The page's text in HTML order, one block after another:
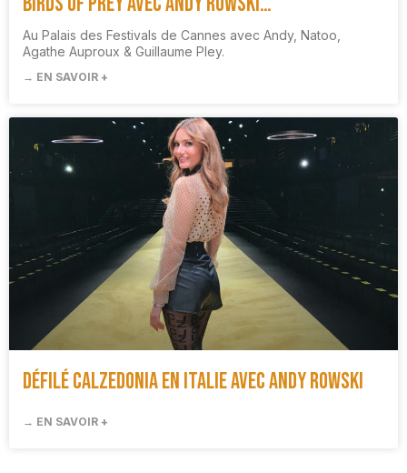
Au Palais des Festivals de Cannes avec Andy, Natoo,
Agathe Auproux & Guillaume Pley.
→ EN SAVOIR +
Défilé Calzedonia en Italie avec Andy Rowski
→ EN SAVOIR +